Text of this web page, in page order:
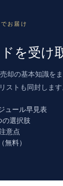
お届け
を受け
却の基本知識を
ストも同封します
ュール早見表
の選択肢
意点
無料）